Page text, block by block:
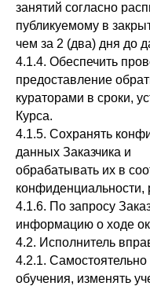
занятий согласно
публикуемому в
чем за 2 (два) дня до
4.1.4. Обеспечить
предоставление
кураторами в сроки,
Курса.
4.1.5. Сохранять
данных Заказчика и
обрабатывать их в
4.1.6. По запросу
информацию о ходе
4.2. Исполнитель
4.2.1.
обучения, изменять